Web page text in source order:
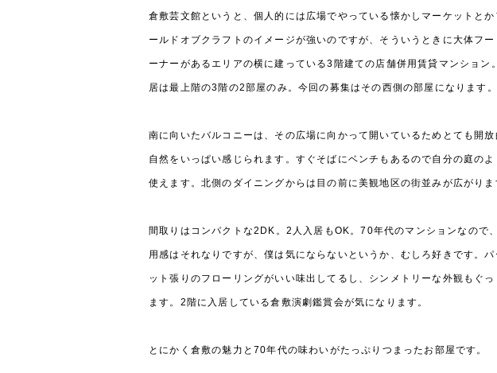
倉敷芸文館というと、個人的には広場でやっている懐かしマーケットとか
ールドオブクラフトのイメージが強いのですが、そういうときに大体フー
ーナーがあるエリアの横に建っている3階建ての店舗併用賃貸マンション
居は最上階の3階の2部屋のみ。今回の募集はその西側の部屋になります。
南に向いたバルコニーは、その広場に向かって開いているためとても開放
自然をいっぱい感じられます。すぐそばにベンチもあるので自分の庭のよ
使えます。北側のダイニングからは目の前に美観地区の街並みが広がりま
間取りはコンパクトな2DK。2人入居もOK。70年代のマンションなので
用感はそれなりですが、僕は気にならないというか、むしろ好きです。パ
ット張りのフローリングがいい味出してるし、シンメトリーな外観もぐっ
ます。2階に入居している倉敷演劇鑑賞会が気になります。
とにかく倉敷の魅力と70年代の味わいがたっぷりつまったお部屋です。